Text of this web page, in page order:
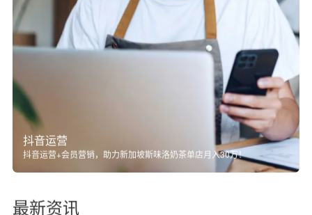
抖音运营
抖音运营+会员营销，助力新加坡斯味洛奶茶单店月入30万！
最新资讯